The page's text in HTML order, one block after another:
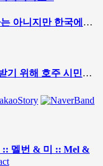
(6.0)통과하고 호주대학 입학했어요 연락주시면 제가…
필요는 없습니다. 가까운 무료 검사 클리닉에 방문 하시면 …
:: 멜번 & 미 :: Mel &